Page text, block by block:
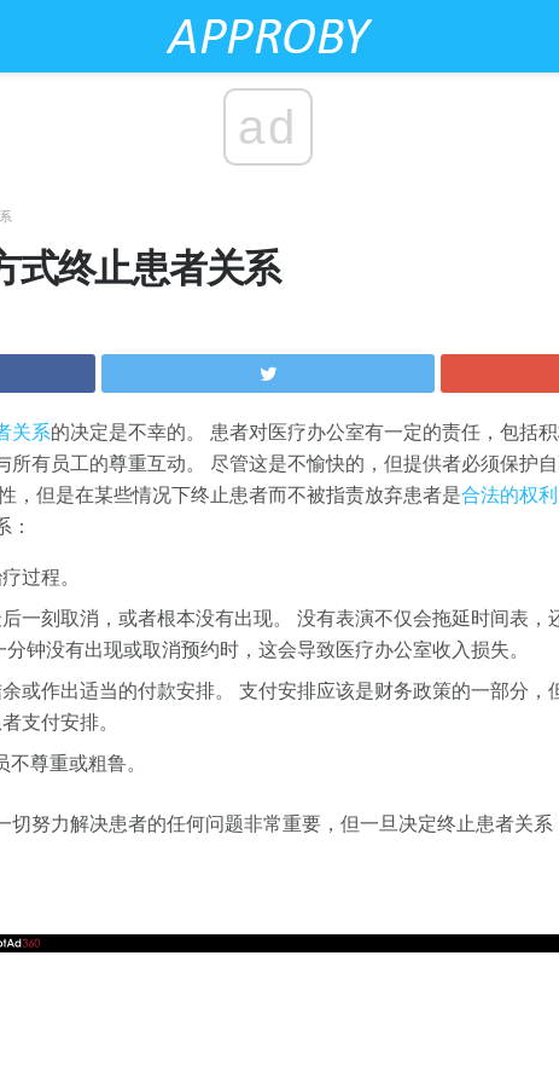
ad
式终止患者关系
关系的决定是不幸的。 患者对医疗办公室有一定的责任，包括
所有员工的尊重互动。 尽管这是不愉快的，但提供者必须保护
，但是在某些情况下终止患者而不被指责放弃患者是合法的权利
：
过程。
一刻取消，或者根本没有出现。 没有表演不仅会拖延时间表，
钟没有出现或取消预约时，这会导致医疗办公室收入损失。
或作出适当的付款安排。 支付安排应该是财务政策的一部分，
支付安排。
尊重或粗鲁。
切努力解决患者的任何问题非常重要，但一旦决定终止患者关